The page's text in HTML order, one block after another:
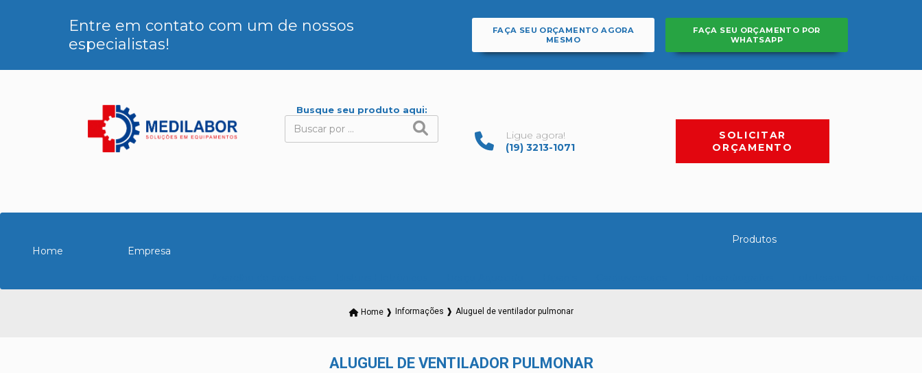
Entre em contato com um de nossos
especialistas!
FAÇA SEU ORÇAMENTO AGORA
MESMO
FAÇA SEU ORÇAMENTO POR
WHATSAPP
Busque seu produto aqui:
Ligue agora!
(19) 3213-1071
SOLICITAR
ORÇAMENTO
Home Empresa
Produtos
Home ❱ Informações ❱ Aluguel de ventilador pulmonar
ALUGUEL DE VENTILADOR PULMONAR